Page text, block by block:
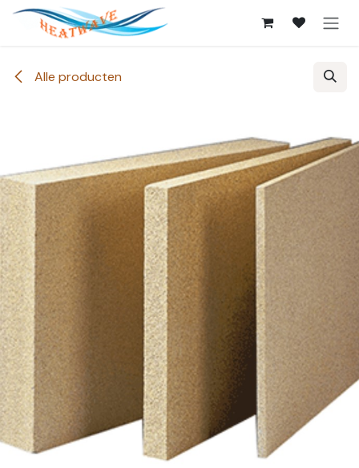
Overslaan naar inhoud
Alle producten